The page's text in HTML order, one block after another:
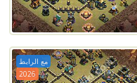
مع الرابط
2026